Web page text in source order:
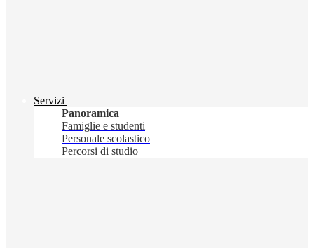
Servizi
Panoramica
Famiglie e studenti
Personale scolastico
Percorsi di studio